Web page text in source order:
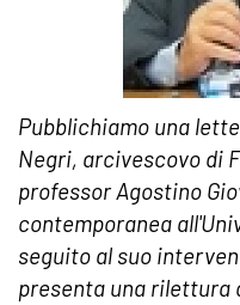
Pubblichiamo una
Negri, arcivescovo di
professor Agostino
contemporanea
seguito al suo
presenta una rilettura